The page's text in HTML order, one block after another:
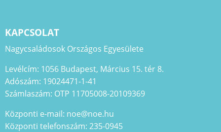
KAPCSOLAT
Nagycsaládosok Országos Egyesülete
Levélcím: 1056 Budapest, Március 15. tér 8.
Adószám: 19024471-1-41
Számlaszám: OTP 11705008-20109369
Központi e-mail: noe@noe.hu
Központi telefonszám: 235-0945